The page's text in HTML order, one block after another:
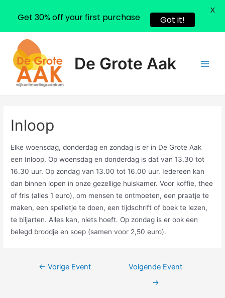
inhoud
De Grote Aak
Inloop
Elke woensdag, donderdag en zondag is er in De Grote Aak
een Inloop. Op woensdag en donderdag is dat van 13.30 tot
16.30 uur. Op zondag van 13.00 tot 16.00 uur. Iedereen kan
dan binnen lopen in onze gezellige huiskamer. Voor koffie, thee
of fris (alles 1 euro), om mensen te ontmoeten, een praatje te
maken, een spelletje te doen, een tijdschrift of boek te lezen,
te biljarten. Alles kan, niets hoeft. Op zondag is er ook een
belegd broodje en soep (samen voor 2,50 euro).
Bericht
← Vorige Event
Volgende Event
→
Get 30% off your first purchase Got it!
X